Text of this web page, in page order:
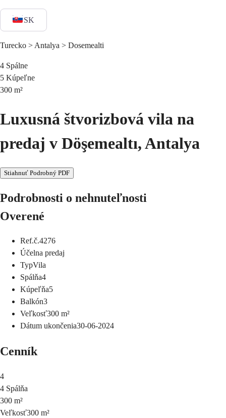
SK
Turecko > Antalya > Dosemealti
4 Spálne
5 Kúpeľne
300 m²
Luxusná štvorizbová vila na
predaj v Döşemealtı, Antalya
Stiahnuť Podrobný PDF
Podrobnosti o nehnuteľnosti
Overené
Ref.č.4276
Účelna predaj
TypVila
Spálňa4
Kúpeľňa5
Balkón3
Veľkosť300 m²
Dátum ukončenia30-06-2024
Cenník
4
4 Spálňa
300 m²
Veľkosť300 m²